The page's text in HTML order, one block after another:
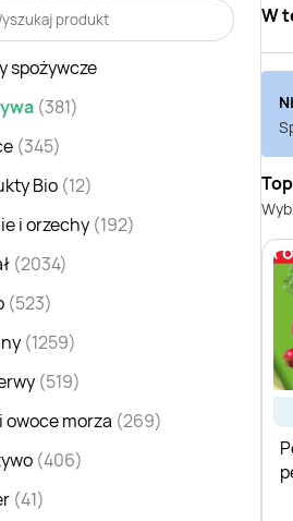
spożywcze
(381)
(345)
Bio (12)
i orzechy (192)
(2034)
(523)
(1259)
(519)
owoce morza (269)
(406)
(41)
W